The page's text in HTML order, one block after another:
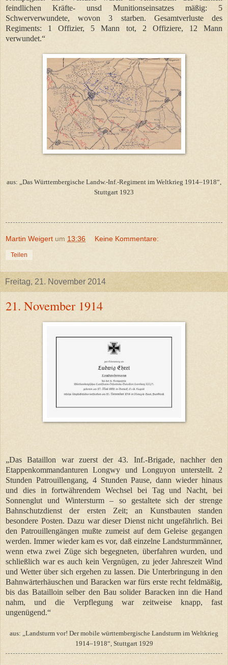
feindlichen Kräfte- unsd Munitionseinsatzes mäßig: 5
Schwerverwundete, wovon 3 starben. Gesamtverluste des
Regiments: 1 Offizier, 5 Mann tot, 2 Offiziere, 12 Mann
verwundet.“
aus: „Das Württembergische Landw.-Inf.-Regiment im Weltkrieg 1914–1918“,
Stuttgart 1923
Martin Weigert um 13:36 Keine Kommentare:
Teilen
Freitag, 21. November 2014
21. November 1914
„Das Bataillon war zuerst der 43. Inf.-Brigade, nachher den
Etappenkommandanturen Longwy und Longuyon unterstellt. 2
Stunden Patrouillengang, 4 Stunden Pause, dann wieder hinaus
und dies in fortwährendem Wechsel bei Tag und Nacht, bei
Sonnenglut und Wintersturm – so gestaltete sich der strenge
Bahnschutzdienst der ersten Zeit; an Kunstbauten standen
besondere Posten. Dazu war dieser Dienst nicht ungefährlich. Bei
den Patrouillengängen mußte zumeist auf dem Geleise gegangen
werden. Immer wieder kam es vor, daß einzelne Landsturmmänner,
wenn etwa zwei Züge sich begegneten, überfahren wurden, und
schließlich war es auch kein Vergnügen, zu jeder Jahreszeit Wind
und Wetter über sich ergehen zu lassen. Die Unterbringung in den
Bahnwärterhäuschen und Baracken war fürs erste recht feldmäßig,
bis das Batailloin selber den Bau solider Baracken inn die Hand
nahm, und die Verpflegung war zeitweise knapp, fast
ungenügend.“
aus: „Landsturm vor! Der mobile württembergische Landsturm im Weltkrieg
1914–1918“, Stuttgart 1929